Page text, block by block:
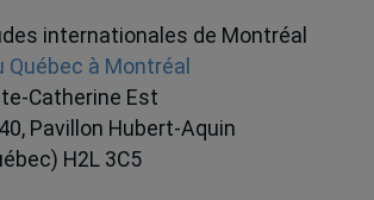
internationales de Montréal
Québec à Montréal
Catherine Est
Pavillon Hubert-Aquin
H2L 3C5